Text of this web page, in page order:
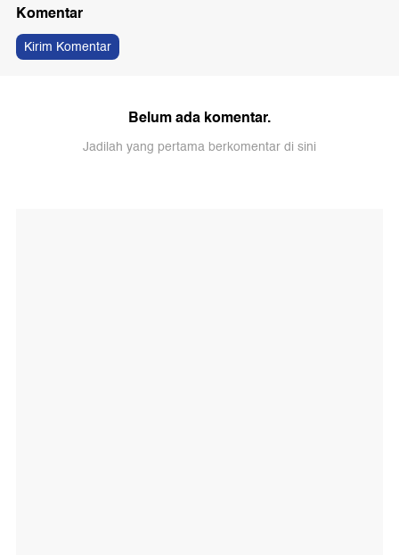
Komentar
Kirim Komentar
Belum ada komentar.
Jadilah yang pertama berkomentar di sini